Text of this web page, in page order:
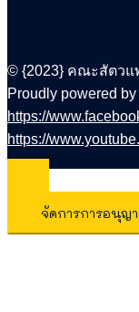
© {2023} คณะสัตวแ
Proudly powered
https://
https://
จัดการการอนุญา